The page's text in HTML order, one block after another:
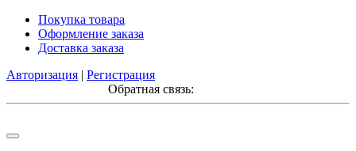
Покупка товара
Оформление заказа
Доставка заказа
Авторизация | Регистрация
Обратная связь: